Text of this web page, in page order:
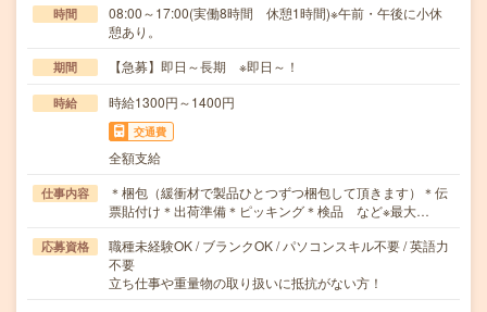
時間
08:00～17:00(実働8時間 休憩1時間)※午前・午後に小休
憩あり。
期間 【急募】即日～長期 ※即日～！
時給 時給1300円～1400円
交通費
全額支給
仕事内容
＊梱包（緩衝材で製品ひとつずつ梱包して頂きます）＊伝
票貼付け＊出荷準備＊ピッキング＊検品 など※最大…
応募資格
職種未経験OK / ブランクOK / パソコンスキル不要 / 英語力
不要
立ち仕事や重量物の取り扱いに抵抗がない方！